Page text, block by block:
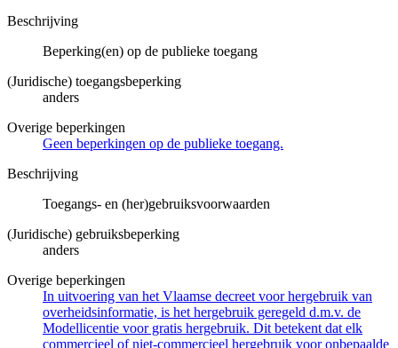
Beschrijving
Beperking(en) op de publieke toegang
(Juridische) toegangsbeperking
anders
Overige beperkingen
Geen beperkingen op de publieke toegang.
Beschrijving
Toegangs- en (her)gebruiksvoorwaarden
(Juridische) gebruiksbeperking
anders
Overige beperkingen
In uitvoering van het Vlaamse decreet voor hergebruik van
overheidsinformatie, is het hergebruik geregeld d.m.v. de
Modellicentie voor gratis hergebruik. Dit betekent dat elk
commercieel of niet-commercieel hergebruik voor onbepaalde